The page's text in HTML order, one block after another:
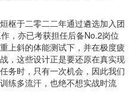
枢于二零二二年通过遴选加入团
，亦已考获担任后备No.2岗位
上斜的体能测试下，并在极度疲
，这些设计正是要还原在真实现
务时，只有一次机会，因此我们
练多流汗，也绝不想实战时流